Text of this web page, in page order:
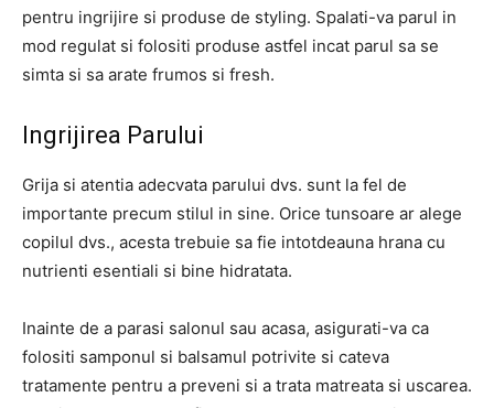
pentru ingrijire si produse de styling. Spalati-va parul in
mod regulat si folositi produse astfel incat parul sa se
simta si sa arate frumos si fresh.
Ingrijirea Parului
Grija si atentia adecvata parului dvs. sunt la fel de
importante precum stilul in sine. Orice tunsoare ar alege
copilul dvs., acesta trebuie sa fie intotdeauna hrana cu
nutrienti esentiali si bine hidratata.
Inainte de a parasi salonul sau acasa, asigurati-va ca
folositi samponul si balsamul potrivite si cateva
tratamente pentru a preveni si a trata matreata si uscarea.